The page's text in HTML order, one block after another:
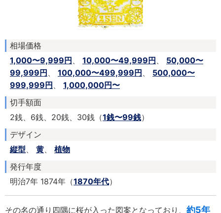
相場価格
1,000〜9,999円
10,000〜49,999円
50,000〜
99,999円
100,000〜499,999円
500,000〜
999,999円
1,000,000円〜
切手額面
2銭、6銭、20銭、30銭（1銭〜99銭）
デザイン
縦型
黄
植物
発行年度
明治7年 1874年（1870年代）
その名の通り四隅に桜が入った図案となっており、 約5年